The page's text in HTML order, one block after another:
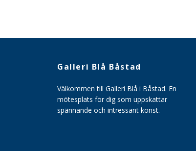
Galleri Blå Båstad
Välkommen till Galleri Blå i Båstad. En
mötesplats för dig som uppskattar
spännande och intressant konst.